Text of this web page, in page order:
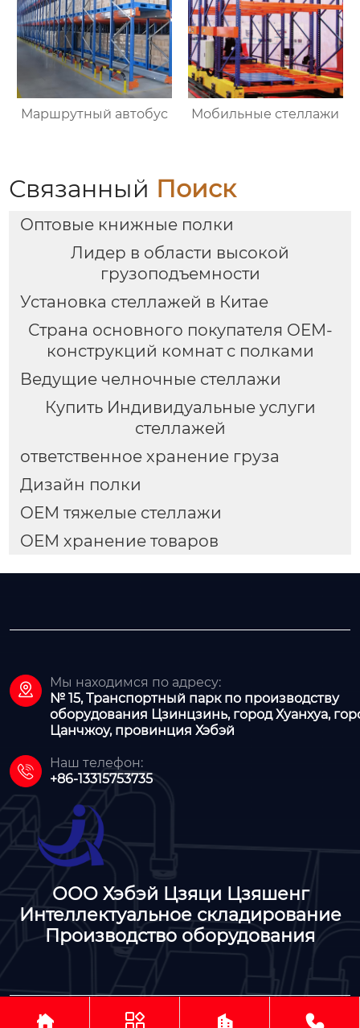
Маршрутный автобус Мобильные стеллажи
Связанный Поиск
Оптовые книжные полки
Лидер в области высокой
грузоподъемности
Установка стеллажей в Китае
Страна основного покупателя OEM-
конструкций комнат с полками
Ведущие челночные стеллажи
Купить Индивидуальные услуги
стеллажей
ответственное хранение груза
Дизайн полки
OEM тяжелые стеллажи
OEM хранение товаров

Мы находимся по адресу:
№ 15, Транспортный парк по производству
оборудования Цзинцзинь, город Хуанхуа,
Цанчжоу, провинция Хэбэй

Наш телефон:
+86-13315753735
ООО Хэбэй Цзяци Цзяшенг
Интеллектуальное складирование
Производство оборудования
ООО Хэбэй Цзяци Цзяшенг Интеллектуальное
   